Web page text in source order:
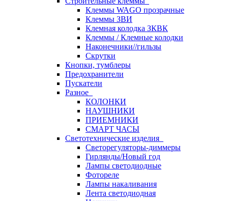
Клеммы WAGO прозрачные
Клеммы ЗВИ
Клемная колодка ЗКВК
Клеммы / Клемные колодки
Наконечники//гильзы
Скрутки
Кнопки, тумблеры
Предохранители
Пускатели
Разное
КОЛОНКИ
НАУШНИКИ
ПРИЕМНИКИ
СМАРТ ЧАСЫ
Светотехнические изделия
Светорегуляторы-диммеры
Гирлянды/Новый год
Лампы светодиодные
Фотореле
Лампы накаливания
Лента светодиодная